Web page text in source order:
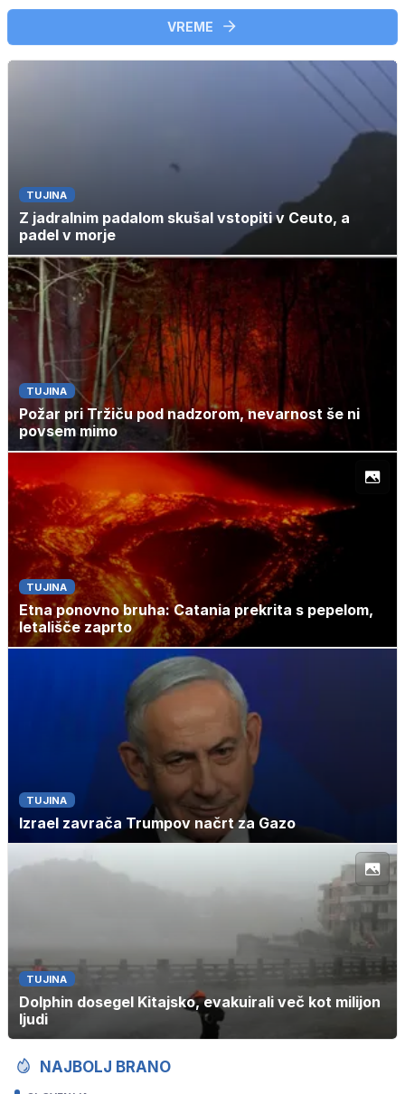
VREME
TUJINA
Z jadralnim padalom skušal vstopiti v Ceuto, a
padel v morje
TUJINA
Požar pri Tržiču pod nadzorom, nevarnost še ni
povsem mimo
TUJINA
Etna ponovno bruha: Catania prekrita s pepelom,
letališče zaprto
TUJINA
Izrael zavrača Trumpov načrt za Gazo
TUJINA
Dolphin dosegel Kitajsko, evakuirali več kot milijon
ljudi
NAJBOLJ BRANO